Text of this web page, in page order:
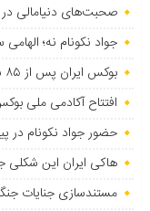
صحبت‌های دنیامالی
جواد نکونام نه؛
بوکس ایران پس از ۸۵ سال صاحب آکادمی تیم های ملی شد
افتتاح آکادمی ملی
حضور جواد نکونام در
هاکی ایران این شکلی
مستندسازی جنایات